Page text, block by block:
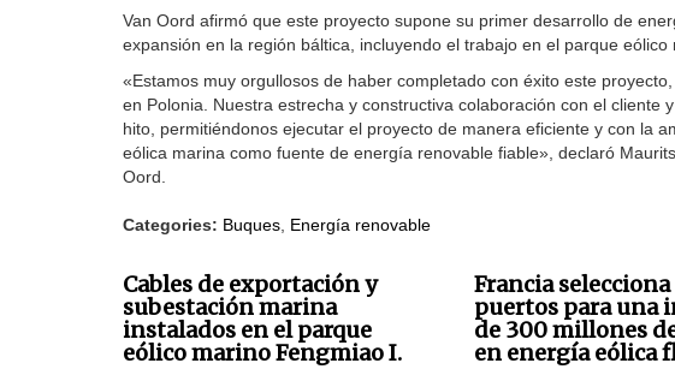
Van Oord afirmó que este proyecto supone su primer desarrollo de
expansión en la región báltica, incluyendo el trabajo en el parque eólico
«Estamos muy orgullosos de haber completado con éxito este
en Polonia. Nuestra estrecha y constructiva colaboración con el
hito, permitiéndonos ejecutar el proyecto de manera eficiente y con la
eólica marina como fuente de energía renovable fiable», declaró
Oord.
Categories: Buques Energía renovable
Cables de exportación y
subestación marina
instalados en el parque
eólico marino Fengmiao I.
Francia
puertos para una
de 300 millones
en energía eólica